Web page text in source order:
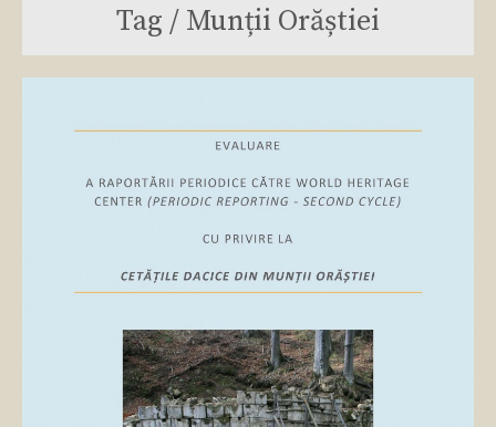
Tag / Munții Orăștiei